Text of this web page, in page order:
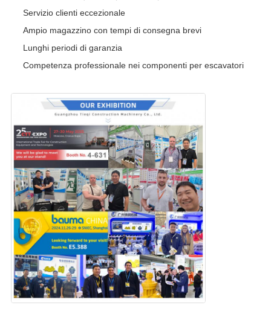
Servizio clienti eccezionale
Ampio magazzino con tempi di consegna brevi
Lunghi periodi di garanzia
Competenza professionale nei componenti per escavatori